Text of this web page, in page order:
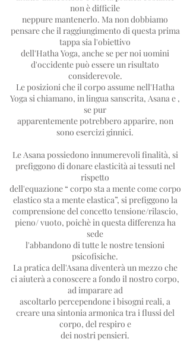
non è difficile
neppure mantenerlo. Ma non dobbiamo
pensare che il raggiungimento di questa prima
tappa sia l'obiettivo
dell'Hatha Yoga, anche se per noi uomini
d'occidente può essere un risultato
considerevole.
Le posizioni che il corpo assume nell'Hatha
Yoga si chiamano, in lingua sanscrita, Asana e ,
se pur
apparentemente potrebbero apparire, non
sono esercizi ginnici.
Le Asana possiedono innumerevoli finalità, si
prefiggono di donare elasticità ai tessuti nel
rispetto
dell'equazione “ corpo sta a mente come corpo
elastico sta a mente elastica”, si prefiggono la
comprensione del concetto tensione/rilascio,
pieno/ vuoto, poichè in questa differenza ha
sede
l'abbandono di tutte le nostre tensioni
psicofisiche.
La pratica dell'Asana diventerà un mezzo che
ci aiuterà a conoscere a fondo il nostro corpo,
ad imparare ad
ascoltarlo percependone i bisogni reali, a
creare una sintonia armonica tra i flussi del
corpo, del respiro e
dei nostri pensieri.